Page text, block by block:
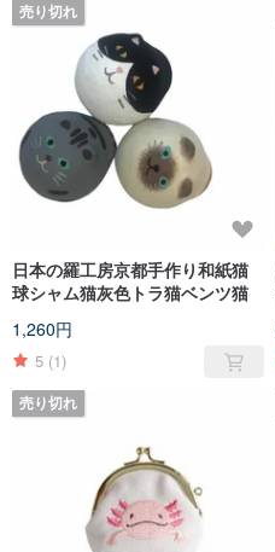
売り切れ
日本の羅工房京都手作り和紙猫
球シャム猫灰色トラ猫ベンツ猫
1,260円
5 (1)
売り切れ